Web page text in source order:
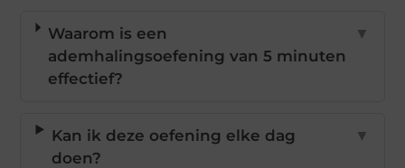
Waarom is een
ademhalingsoefening van 5 minuten
effectief?
▼
Kan ik deze oefening elke dag
doen?
▼